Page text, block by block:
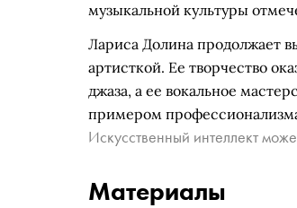
музыкальной культуры
Лариса Долина продолжает
артисткой. Ее творчество
джаза, а ее вокальное
примером
Искусственный интеллект
Материалы